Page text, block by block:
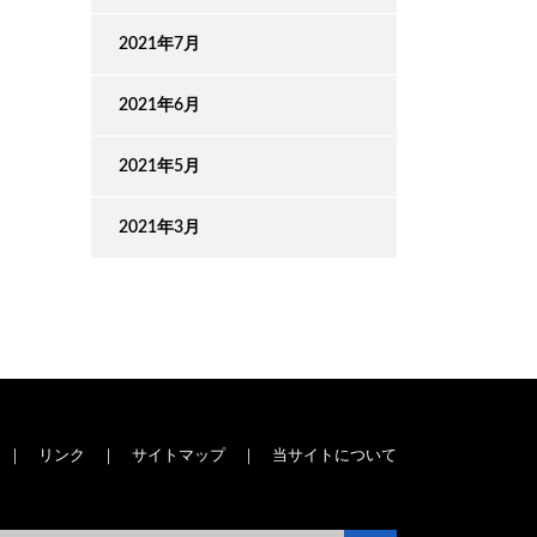
2021年7月
2021年6月
2021年5月
2021年3月
リンク サイトマップ 当サイトについて